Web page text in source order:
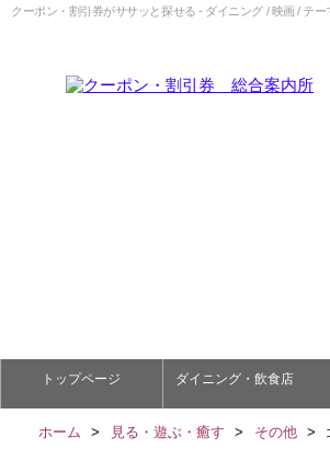
クーポン・割引券がササッと探せる - ダイニング / 映画 / テ
トップページ ダイニング・飲食店
ホーム 見る・遊ぶ・癒す その他